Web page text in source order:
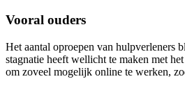
Vooral ouders
Het aantal oproepen van hulpverleners
stagnatie heeft wellicht te maken met
om zoveel mogelijk online te werken,